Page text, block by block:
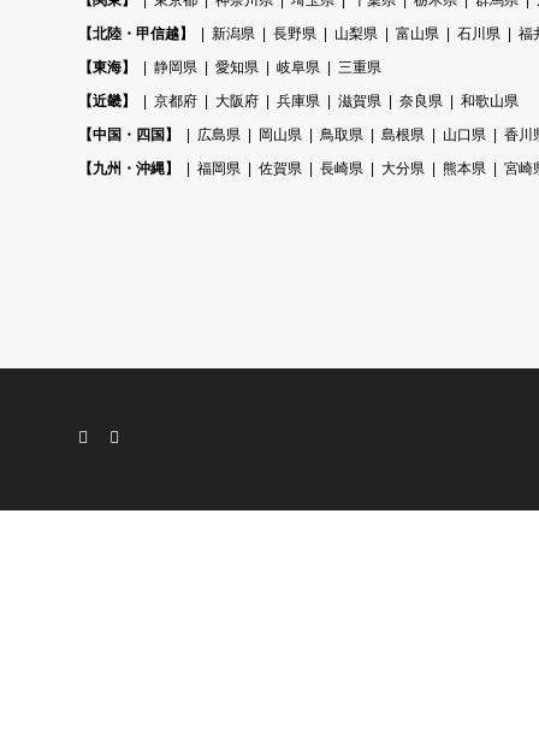
【北陸・甲信越】
新潟県 長野県 山梨県 富山県 石川県
福
【東海】
静岡県 愛知県 岐阜県
三重県
【近畿】
京都府 大阪府 兵庫県 滋賀県 奈良県
和歌山県
【中国・四国】
広島県 岡山県 鳥取県 島根県 山口県
香川
【九州・沖縄】
福岡県 佐賀県 長崎県 大分県 熊本県 宮崎